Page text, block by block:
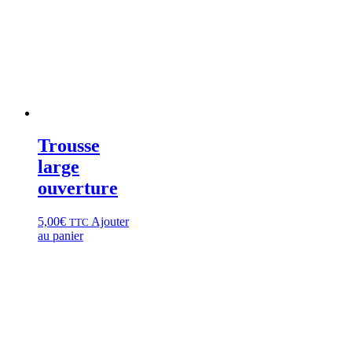
Trousse
large
ouverture
5,00€ TTC Ajouter
au panier